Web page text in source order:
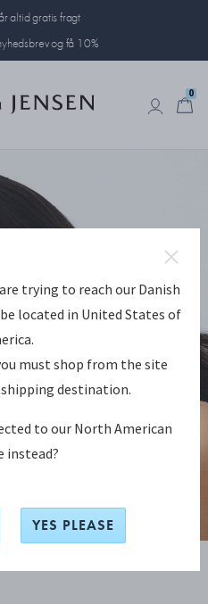
altid gratis fragt
og få 10%
0
til hende
liv – din hustru, mor, søster eller
særlig julegave.
TIL HENDE
trying to reach our Danish
located in United States of
must shop from the site
destination.
to our North American
instead?
YES PLEASE